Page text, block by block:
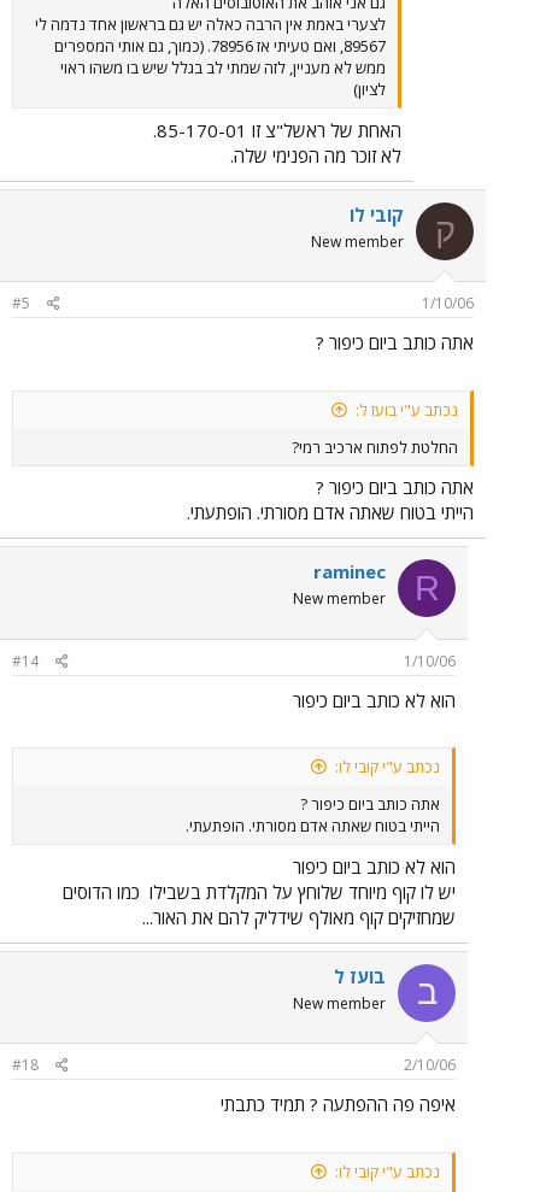
לצערי באמת אין הרבה כאלה יש גם בראשון אחד נדמה לי
89567, ואם טעיתי אז 78956. (כמוך, גם אותי המספרים
ממש לא מעניין, לזה שמתי לב בגלל שיש בו משהו ראוי
לציון)
האחת של ראשל"צ זו 85-170-01.
לא זוכר מה הפנימי שלה.
ק קובי לו
New member
1/10/06
#5
אתה כותב ביום כיפור ?
נכתב ע"י בועז ל:
החלטת לפתוח ארכיב רמי?
אתה כותב ביום כיפור ?
הייתי בטוח שאתה אדם מסורתי. הופתעתי.
R
raminec
New member
1/10/06
#14
הוא לא כותב ביום כיפור
נכתב ע"י קובי לו:
אתה כותב ביום כיפור ?
הייתי בטוח שאתה אדם מסורתי. הופתעתי.
הוא לא כותב ביום כיפור
יש לו קוף מיוחד שלוחץ על המקלדת בשבילו כמו הדוסים
שמחזיקים קוף מאולף שידליק להם את האור...
ב בועז ל
New member
2/10/06
#18
איפה פה ההפתעה ? תמיד כתבתי
נכתב ע"י קובי לו: